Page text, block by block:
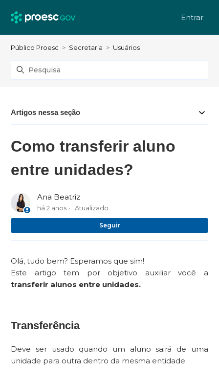
Entrar
Público Proesc Secretaria Usuários
Artigos nessa seção
Como transferir aluno
entre unidades?
Ana Beatriz
há 2 anos Atualizado
Seguir
Olá, tudo bem? Esperamos que sim!
Este artigo tem por objetivo auxiliar você a
transferir alunos entre unidades.
Transferência
Deve ser usado quando um aluno sairá de uma
unidade para outra dentro da mesma entidade.